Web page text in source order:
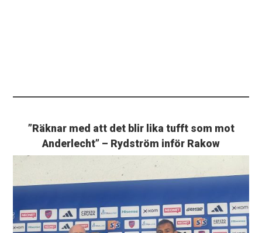
”Räknar med att det blir lika tufft som mot
Anderlecht” – Rydström inför Rakow